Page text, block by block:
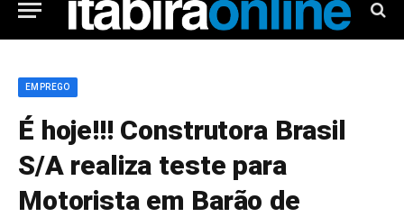
EMPREGO
É hoje!!! Construtora Brasil
S/A realiza teste para
Motorista em Barão de